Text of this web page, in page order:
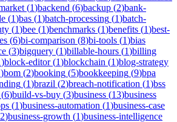
(1)backend (6)backup (2)bank-
(1)bas (1)batch-processing (1)batch-
(1)bee (1)benchmarks (1)benefits (1)best-
(6)bi-comparison (8)bi-tools (1)bias
(3)bigquery (1)billable-hours (1)billing
)block-editor(1)blockchain (1)blog-strategy
)bom (2)booking (5)bookkeeping (9)bpa
(1)brazil (2)breach-notification (1)bss
(6)build-vs-buy (3)business (13)business
(1)business-automation (1)business-case
2)business-growth (1)business-intelligence